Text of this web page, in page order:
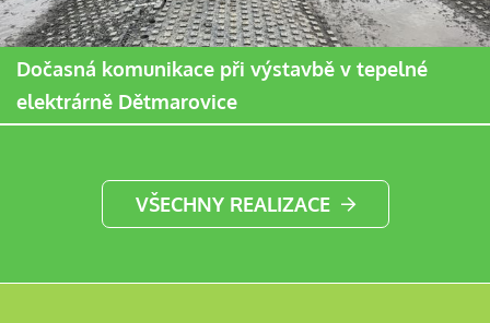
Dočasná komunikace při výstavbě v tepelné
elektrárně Dětmarovice
VŠECHNY REALIZACE